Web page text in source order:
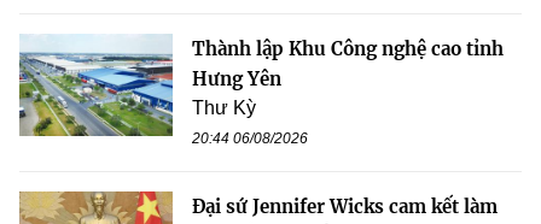
Thành lập Khu Công nghệ cao tỉnh
Hưng Yên
Thư Kỳ
20:44 06/08/2026
Đại sứ Jennifer Wicks cam kết làm